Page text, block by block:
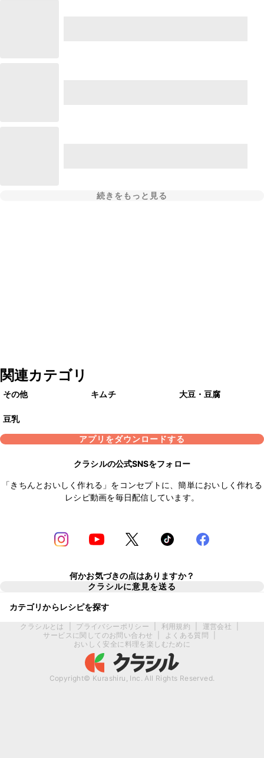
続きをもっと見る
関連カテゴリ
その他 キムチ 大豆・豆腐
豆乳
アプリをダウンロードする
クラシルの公式SNSをフォロー
「きちんとおいしく作れる」をコンセプトに、簡単においしく作れる
レシピ動画を毎日配信しています。
何かお気づきの点はありますか？
クラシルに意見を送る
カテゴリからレシピを探す
クラシルとは プライバシーポリシー 利用規約 運営会社
サービスに関してのお問い合わせ
よくある質問
おいしく安全に料理を楽しむために
Copyright© Kurashiru, Inc. All Rights Reserved.